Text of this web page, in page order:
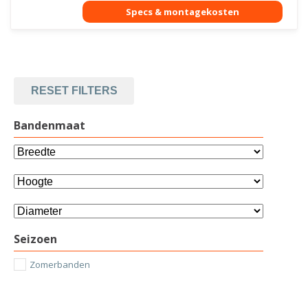
RESET FILTERS
Bandenmaat
Seizoen
Zomerbanden